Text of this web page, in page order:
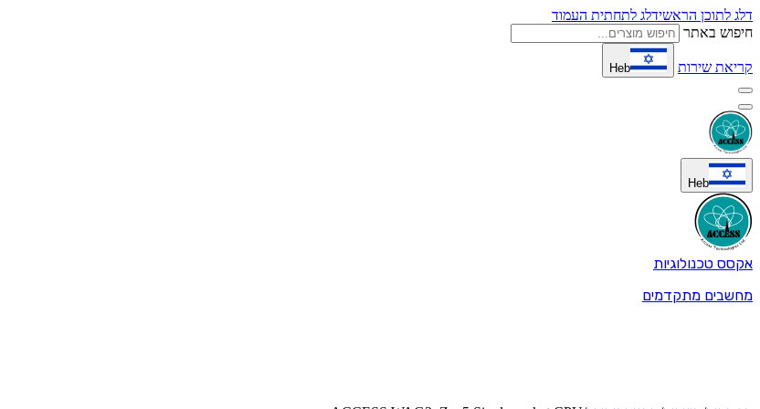
דלג לתוכן הראשידלג לתחתית העמוד
חיפוש באתר
קריאת שירות Heb
Heb
אקסס טכנולוגיות
מחשבים מתקדמים